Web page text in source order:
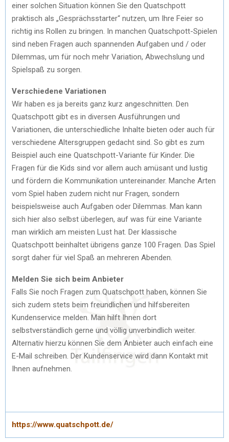
einer solchen Situation können Sie den Quatschpott
praktisch als „Gesprächsstarter“ nutzen, um Ihre Feier so
richtig ins Rollen zu bringen. In manchen Quatschpott-Spielen
sind neben Fragen auch spannenden Aufgaben und / oder
Dilemmas, um für noch mehr Variation, Abwechslung und
Spielspaß zu sorgen.
Verschiedene Variationen
Wir haben es ja bereits ganz kurz angeschnitten. Den
Quatschpott gibt es in diversen Ausführungen und
Variationen, die unterschiedliche Inhalte bieten oder auch für
verschiedene Altersgruppen gedacht sind. So gibt es zum
Beispiel auch eine Quatschpott-Variante für Kinder. Die
Fragen für die Kids sind vor allem auch amüsant und lustig
und fördern die Kommunikation untereinander. Manche Arten
vom Spiel haben zudem nicht nur Fragen, sondern
beispielsweise auch Aufgaben oder Dilemmas. Man kann
sich hier also selbst überlegen, auf was für eine Variante
man wirklich am meisten Lust hat. Der klassische
Quatschpott beinhaltet übrigens ganze 100 Fragen. Das Spiel
sorgt daher für viel Spaß an mehreren Abenden.
Melden Sie sich beim Anbieter
Falls Sie noch Fragen zum Quatschpott haben, können Sie
sich zudem stets beim freundlichen und hilfsbereiten
Kundenservice melden. Man hilft Ihnen dort
selbstverständlich gerne und völlig unverbindlich weiter.
Alternativ hierzu können Sie dem Anbieter auch einfach eine
E-Mail schreiben. Der Kundenservice wird dann Kontakt mit
Ihnen aufnehmen.
https://www.quatschpott.de/